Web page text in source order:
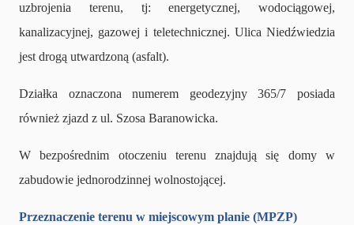
uzbrojenia terenu, tj: energetycznej, wodociągowej,
kanalizacyjnej, gazowej i teletechnicznej. Ulica Niedźwiedzia
jest drogą utwardzoną (asfalt).
Działka oznaczona numerem geodezyjny 365/7 posiada
również zjazd z ul. Szosa Baranowicka.
W bezpośrednim otoczeniu terenu znajdują się domy w
zabudowie jednorodzinnej wolnostojącej.
Przeznaczenie terenu w miejscowym planie (MPZP)